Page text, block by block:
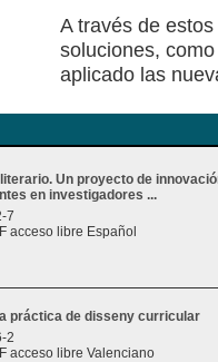
A través de
soluciones,
aplicado las
Un proyecto de
en investigadores ...
7
acceso libre Español
práctica de disseny curricular
2
acceso libre Valenciano